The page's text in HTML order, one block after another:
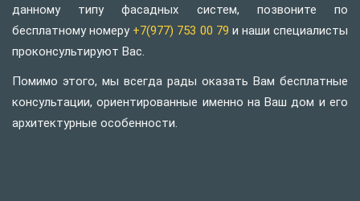
данному типу фасадных систем, позвоните по
бесплатному номеру +7(977) 753 00 79 и наши специалисты
проконсультируют Вас.
Помимо этого, мы всегда рады оказать Вам бесплатные
консультации, ориентированные именно на Ваш дом и его
архитектурные особенности.